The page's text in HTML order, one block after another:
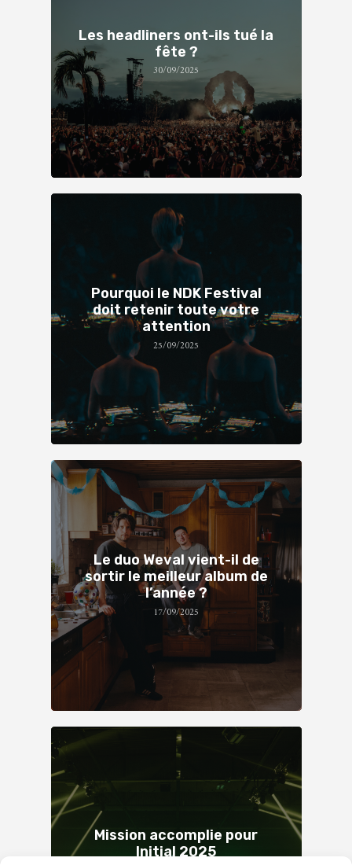
Les headliners ont-ils tué la
fête ?
30/09/2025
Pourquoi le NDK Festival
doit retenir toute votre
attention
25/09/2025
Le duo Weval vient-il de
sortir le meilleur album de
l’année ?
17/09/2025
Mission accomplie pour
Initial 2025